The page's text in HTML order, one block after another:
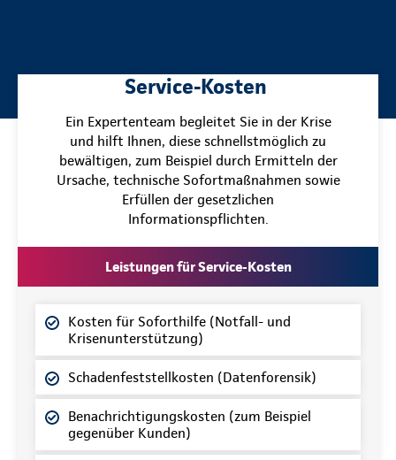
Service-Kosten
Ein Expertenteam begleitet Sie in der Krise
und hilft Ihnen, diese schnellstmöglich zu
bewältigen, zum Beispiel durch Ermitteln der
Ursache, technische Sofortmaßnahmen sowie
Erfüllen der gesetzlichen
Informationspflichten.
Leistungen für Service-Kosten
Kosten für Soforthilfe (Notfall- und
Krisenunterstützung)
Schadenfeststellkosten (Datenforensik)
Benachrichtigungskosten (zum Beispiel
gegenüber Kunden)